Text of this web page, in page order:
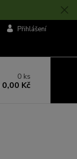
Přihlášení
0 ks
0,00 Kč